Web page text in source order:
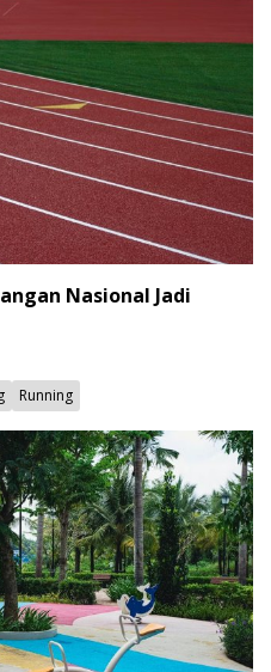
Nasional Jadi
Running